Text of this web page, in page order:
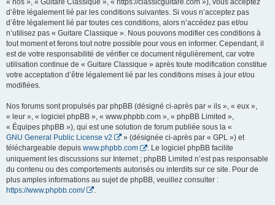
« nos », « Guitare Classique », « https://classicguitare.com »), vous acceptez
d’être légalement lié par les conditions suivantes. Si vous n’acceptez pas
d’être légalement lié par toutes ces conditions, alors n’accédez pas et/ou
n’utilisez pas « Guitare Classique ». Nous pouvons modifier ces conditions à
tout moment et ferons tout notre possible pour vous en informer. Cependant, il
est de votre responsabilité de vérifier ce document régulièrement, car votre
utilisation continue de « Guitare Classique » après toute modification constitue
votre acceptation d’être légalement lié par les conditions mises à jour et/ou
modifiées.
Nos forums sont propulsés par phpBB (désigné ci-après par « ils », « eux »,
« leur », « logiciel phpBB », « www.phpbb.com », « phpBB Limited »,
« Équipes phpBB »), qui est une solution de forum publiée sous la «
GNU General Public License v2
» (désignée ci-après par « GPL ») et
téléchargeable depuis www.phpbb.com
. Le logiciel phpBB facilite
uniquement les discussions sur Internet ; phpBB Limited n’est pas responsable
du contenu ou des comportements autorisés ou interdits sur ce site. Pour de
plus amples informations au sujet de phpBB, veuillez consulter :
https://www.phpbb.com/